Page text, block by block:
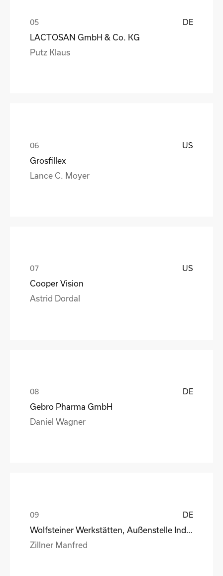
DE
LACTOSAN GmbH & Co. KG
Putz Klaus
US
Grosfillex
Lance C. Moyer
US
Cooper Vision
Astrid Dordal
DE
Gebro Pharma GmbH
Daniel Wagner
DE
Zillner Manfred